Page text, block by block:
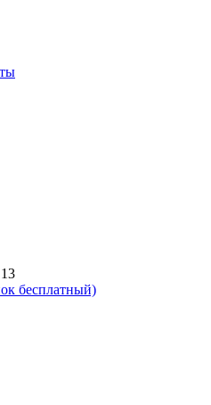
бесплатный)